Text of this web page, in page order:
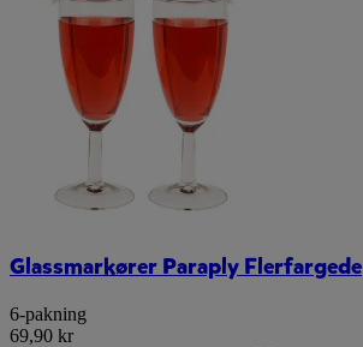
Glassmarkører Paraply Flerfargede
6-pakning
69,90 kr